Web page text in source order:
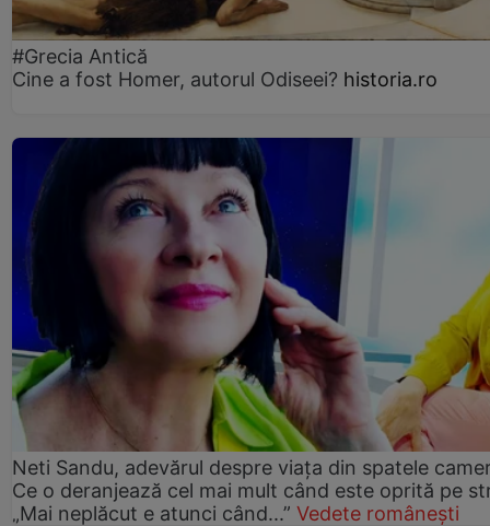
#Grecia Antică
Cine a fost Homer, autorul Odiseei? historia.ro
Neti Sandu, adevărul despre viața din spatele
Ce o deranjează cel mai mult când este oprită pe
„Mai neplăcut e atunci când...” Vedete românești